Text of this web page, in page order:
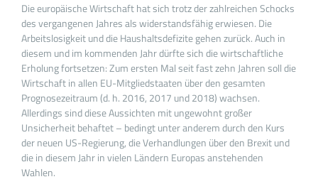
Die europäische Wirtschaft hat sich trotz der zahlreichen Schocks
des vergangenen Jahres als widerstandsfähig erwiesen. Die
Arbeitslosigkeit und die Haushaltsdefizite gehen zurück. Auch in
diesem und im kommenden Jahr dürfte sich die wirtschaftliche
Erholung fortsetzen: Zum ersten Mal seit fast zehn Jahren soll die
Wirtschaft in allen EU-Mitgliedstaaten über den gesamten
Prognosezeitraum (d. h. 2016, 2017 und 2018) wachsen.
Allerdings sind diese Aussichten mit ungewohnt großer
Unsicherheit behaftet – bedingt unter anderem durch den Kurs
der neuen US-Regierung, die Verhandlungen über den Brexit und
die in diesem Jahr in vielen Ländern Europas anstehenden
Wahlen.